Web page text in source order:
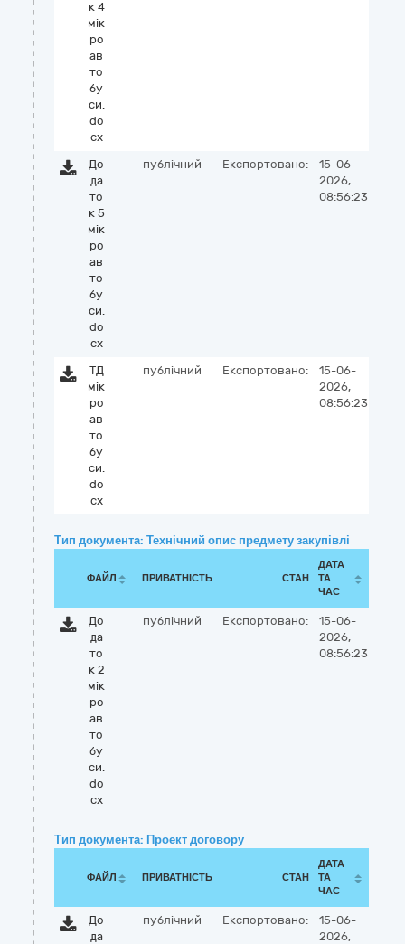
к 4
мік
ро
ав
то
бу
си.
do
cx
До
да
то
к 5
мік
ро
ав
то
бу
си.
do
cx
публічний Експортовано:
15-06-
2026,
08:56:23
ТД
мік
ро
ав
то
бу
си.
do
cx
публічний Експортовано:
15-06-
2026,
08:56:23
Тип документа: Технічний опис предмету закупівлі
ФАЙЛ ПРИВАТНІСТЬ СТАН
ДАТА
ТА
ЧАС
До
да
то
к 2
мік
ро
ав
то
бу
си.
do
cx
публічний Експортовано:
15-06-
2026,
08:56:23
Тип документа: Проект договору
ФАЙЛ ПРИВАТНІСТЬ СТАН
ДАТА
ТА
ЧАС
До
да
публічний Експортовано:
15-06-
2026,